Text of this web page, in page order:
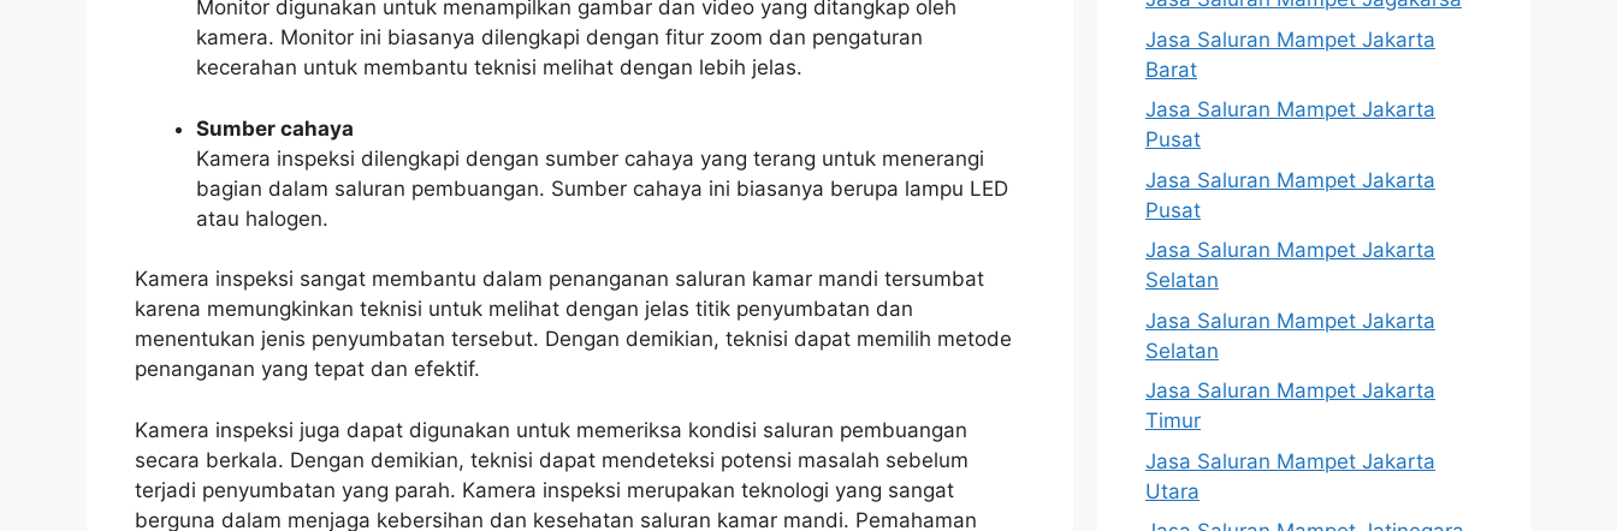
Monitor digunakan untuk menampilkan gambar dan video yang ditangkap oleh
kamera. Monitor ini biasanya dilengkapi dengan fitur zoom dan pengaturan
kecerahan untuk membantu teknisi melihat dengan lebih jelas.
Sumber cahaya
Kamera inspeksi dilengkapi dengan sumber cahaya yang terang untuk menerangi
bagian dalam saluran pembuangan. Sumber cahaya ini biasanya berupa lampu LED
atau halogen.
Kamera inspeksi sangat membantu dalam penanganan saluran kamar mandi tersumbat
karena memungkinkan teknisi untuk melihat dengan jelas titik penyumbatan dan
menentukan jenis penyumbatan tersebut. Dengan demikian, teknisi dapat memilih metode
penanganan yang tepat dan efektif.
Kamera inspeksi juga dapat digunakan untuk memeriksa kondisi saluran pembuangan
secara berkala. Dengan demikian, teknisi dapat mendeteksi potensi masalah sebelum
terjadi penyumbatan yang parah. Kamera inspeksi merupakan teknologi yang sangat
berguna dalam menjaga kebersihan dan kesehatan saluran kamar mandi. Pemahaman
Jasa Saluran Mampet Jakarta
Barat
Jasa Saluran Mampet Jakarta
Pusat
Jasa Saluran Mampet Jakarta
Pusat
Jasa Saluran Mampet Jakarta
Selatan
Jasa Saluran Mampet Jakarta
Selatan
Jasa Saluran Mampet Jakarta
Timur
Jasa Saluran Mampet Jakarta
Utara